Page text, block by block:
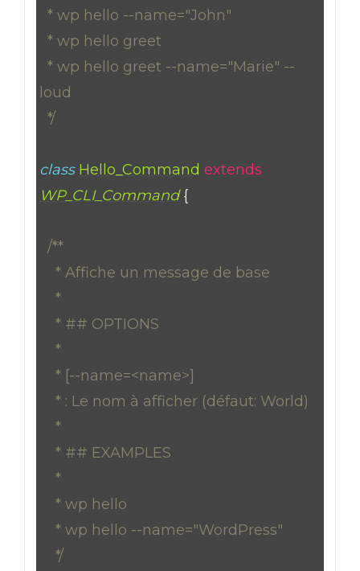
* wp hello --name="John"
* wp hello greet
* wp hello greet --name="Marie" --
loud
*/
class Hello_Command extends
WP_CLI_Command{
/**
* Affiche un message de base
*
* ## OPTIONS
*
* [--name=<name>]
* : Le nom à afficher (défaut: World)
*
* ## EXAMPLES
*
* wp hello
* wp hello --name="WordPress"
*/